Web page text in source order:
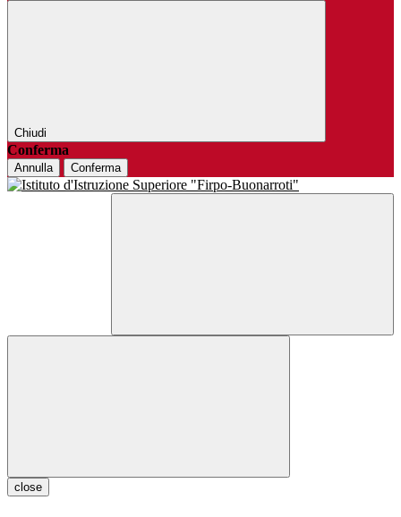
Chiudi
Conferma
Annulla Conferma
close